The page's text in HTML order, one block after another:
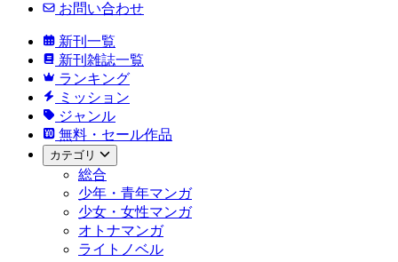
お問い合わせ
新刊一覧
新刊雑誌一覧
ランキング
ミッション
ジャンル
無料・セール作品
カテゴリ
総合
少年・青年マンガ
少女・女性マンガ
オトナマンガ
ライトノベル